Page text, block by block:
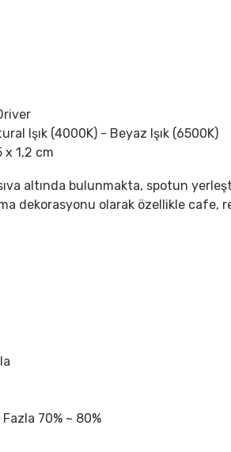
Işık (4000K) - Beyaz Işık (6500K)
x 1,2 cm
altında bulunmakta, spotun
dekorasyonu olarak özellikle
70% ~ 80%